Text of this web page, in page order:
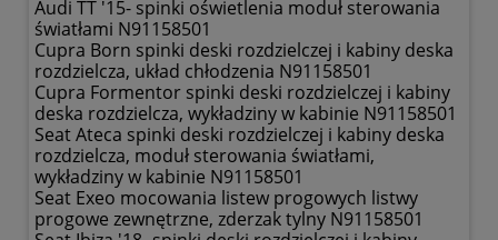
Audi TT '15- spinki oświetlenia moduł sterowania
światłami N91158501
Cupra Born spinki deski rozdzielczej i kabiny deska
rozdzielcza, układ chłodzenia N91158501
Cupra Formentor spinki deski rozdzielczej i kabiny
deska rozdzielcza, wykładziny w kabinie N91158501
Seat Ateca spinki deski rozdzielczej i kabiny deska
rozdzielcza, moduł sterowania światłami,
wykładziny w kabinie N91158501
Seat Exeo mocowania listew progowych listwy
progowe zewnętrzne, zderzak tylny N91158501